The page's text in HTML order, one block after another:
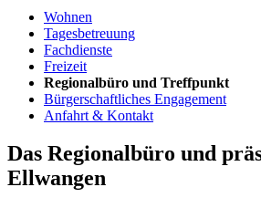
Wohnen
Tagesbetreuung
Fachdienste
Freizeit
Regionalbüro und Treffpunkt
Bürgerschaftliches Engagement
Anfahrt & Kontakt
Das Regionalbüro und
Ellwangen